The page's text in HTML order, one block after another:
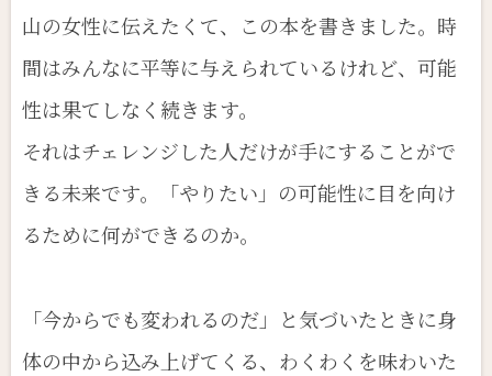
山の女性に伝えたくて、この本を書きました。時
間はみんなに平等に与えられているけれど、可能
性は果てしなく続きます。
それはチェレンジした人だけが手にすることがで
きる未来です。「やりたい」の可能性に目を向け
るために何ができるのか。
「今からでも変われるのだ」と気づいたときに身
体の中から込み上げてくる、わくわくを味わいた